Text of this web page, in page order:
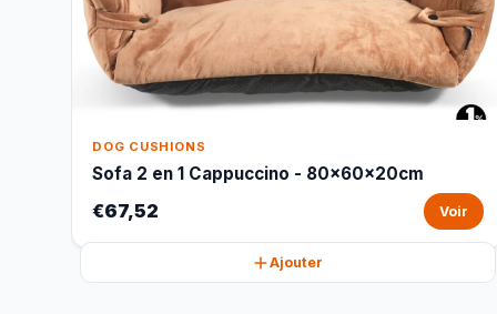
DOG CUSHIONS
Sofa 2 en 1 Cappuccino - 80x60x20cm
€67,52 Voir
Ajouter